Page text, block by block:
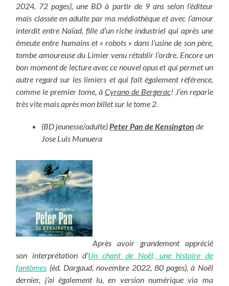
2024, 72 pages), une BD à partir de 9 ans selon l’éditeur
mais classée en adulte par ma médiathèque et avec l’amour
interdit entre Naïad, fille d’un riche industriel qui après une
émeute entre humains et « robots » dans l’usine de son père,
tombe amoureuse du Limier venu rétablir l’ordre. Encore un
bon moment de lecture avec ce nouvel opus et qui permet un
autre regard sur les limiers et qui fait également référence,
comme le premier tome, à Cyrano de Bergerac! J’en reparle
très vite mais après mon billet sur le tome 2.
(BD jeunesse/adulte) Peter Pan de Kensington de
Jose Luis Munuera
Après avoir grandement apprécié
son interprétation d’Un chant de Noël, une histoire de
fantômes (éd. Dargaud, novembre 2022, 80 pages), à Noël
dernier, j’ai également lu, en version numérique via ma